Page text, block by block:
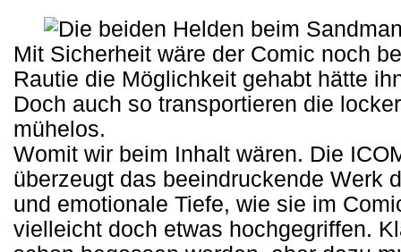
Mit Sicherheit wäre der Comic noch
Rautie die Möglichkeit gehabt hätte
Doch auch so transportieren die
mühelos.
Womit wir beim Inhalt wären. Die
überzeugt das beeindruckende Werk
und emotionale Tiefe, wie sie im
vielleicht doch etwas hochgegriffen.